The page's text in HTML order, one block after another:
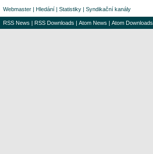
Webmaster | Hledání | Statistiky | Syndikační kanály
RSS News | RSS Downloads | Atom News | Atom Downloads